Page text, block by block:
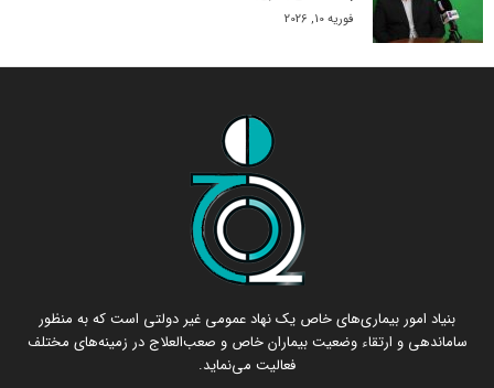
فوریه 10, 2026
بنیاد امور بیماری‌های خاص یک نهاد عمومی غیر دولتی است که به منظور
ساماندهی و ارتقاء وضعیت بیماران خاص و صعب‌العلاج در زمینه‌های مختلف
فعالیت می‌نماید.